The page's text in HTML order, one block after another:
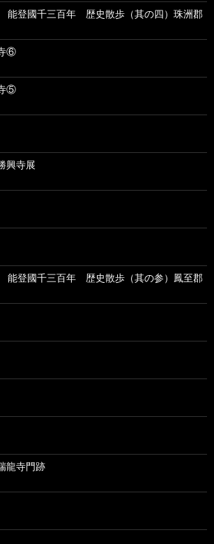
登國千三百年 歴史散歩（其の四）珠洲郡
⑥
⑤
興寺展
登國千三百年 歴史散歩（其の参）鳳至郡
龍寺門跡